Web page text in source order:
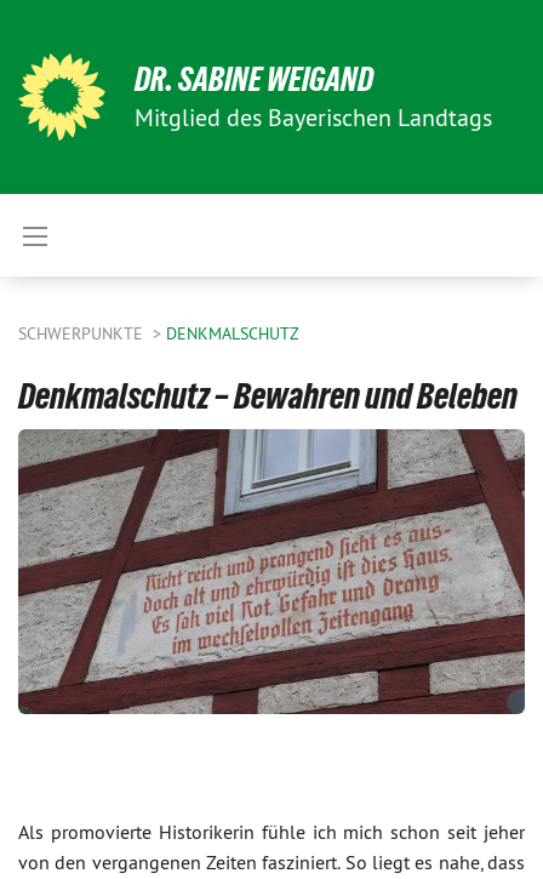
DR. SABINE WEIGAND
Mitglied des Bayerischen Landtags
SCHWERPUNKTE DENKMALSCHUTZ
Denkmalschutz – Bewahren und Beleben
Als promovierte Historikerin fühle ich mich schon seit jeher
von den vergangenen Zeiten fasziniert. So liegt es nahe, dass